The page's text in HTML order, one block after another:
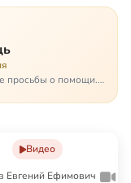
просьбы о помощи.
образовался
Видео
Евгений Ефимович